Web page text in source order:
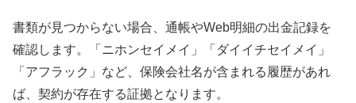
書類が見つからない場合、通帳やWeb明細の出金記録を
確認します。「ニホンセイメイ」「ダイイチセイメイ」
「アフラック」など、保険会社名が含まれる履歴があれ
ば、契約が存在する証拠となります。